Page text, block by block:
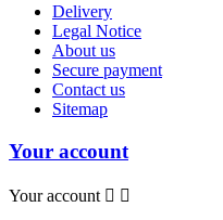
Delivery
Legal Notice
About us
Secure payment
Contact us
Sitemap
Your account
Your account  